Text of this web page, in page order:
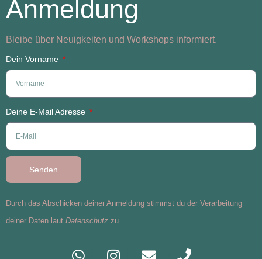
Anmeldung
Bleibe über Neuigkeiten und Workshops informiert.
Dein Vorname
Deine E-Mail Adresse
Senden
Durch das Abschicken deiner Anmeldung stimmst du der Verarbeitung
deiner Daten laut Datenschutz zu.